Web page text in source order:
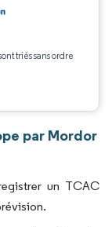
triés sans ordre
par Mordor
un TCAC